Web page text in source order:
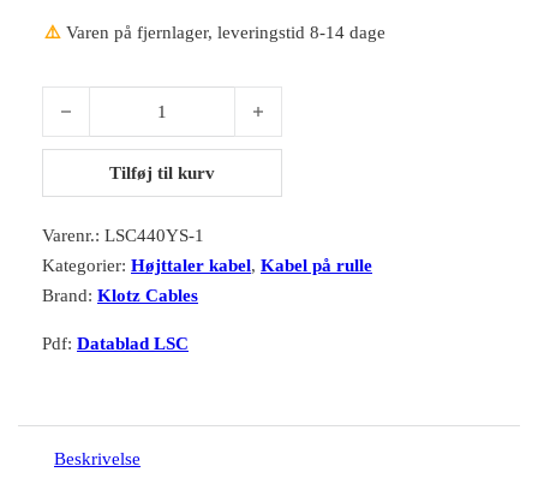
⚠️ Varen på fjernlager, leveringstid 8-14 dage
Tilføj til kurv
Varenr.: LSC440YS-1
Kategorier: Højttaler kabel, Kabel på rulle
Brand: Klotz Cables
Pdf: Datablad LSC
Beskrivelse